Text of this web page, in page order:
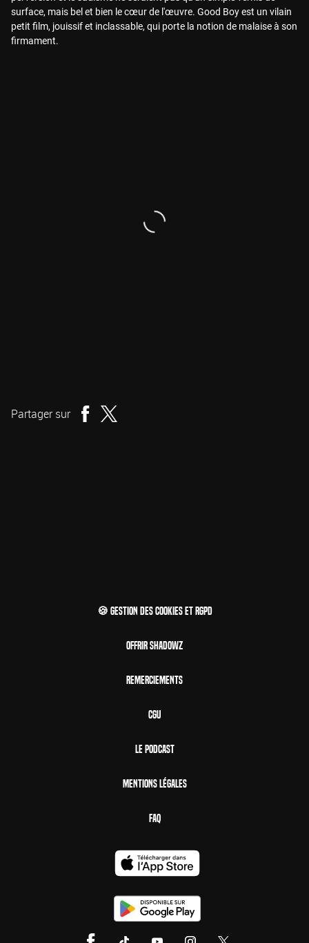
surface, mais bel et bien le cœur de l'œuvre. Good Boy est un vilain
petit film, jouissif et inclassable, qui porte la notion de malaise à son
firmament.
Partager sur
🍪 Gestion des cookies et RGPD
Offrir Shadowz
Remerciements
CGU
Le Podcast
Mentions Légales
FAQ